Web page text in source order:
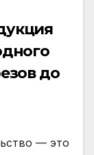
до
— это